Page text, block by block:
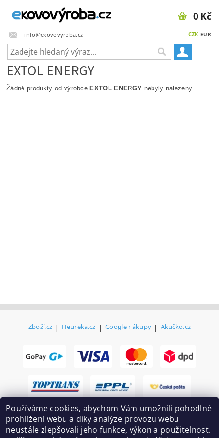
info@ekovovyroba.cz CZK EUR
0 Kč
EXTOL ENERGY
Žádné produkty od výrobce EXTOL ENERGY nebyly nalezeny....
Zboží.cz | Heureka.cz | Google nákupy | Akučko.cz
Používáme cookies, abychom Vám umožnili pohodlné
prohlížení webu a díky analýze provozu webu
neustále zlepšovali jeho funkce, výkon a použitelnost.